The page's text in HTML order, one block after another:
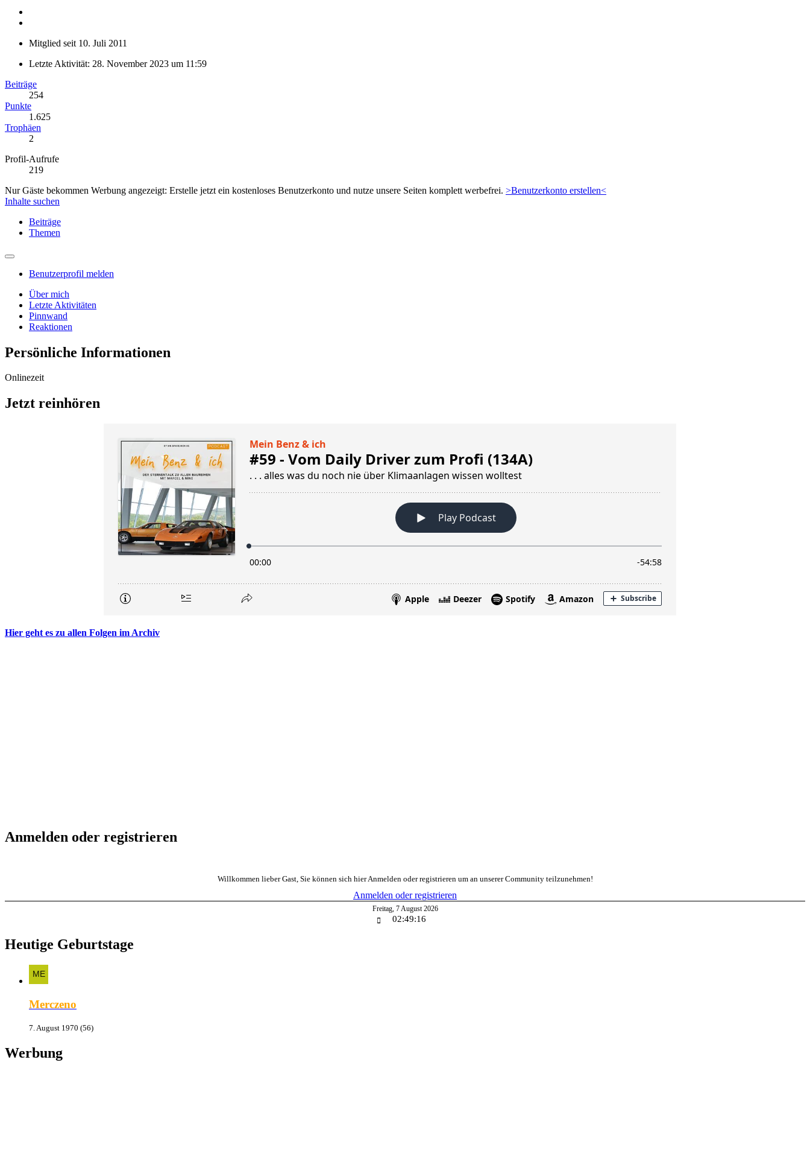
Mitglied seit 10. Juli 2011
Letzte Aktivität: 28. November 2023 um 11:59
Beiträge
254
Punkte
1.625
Trophäen
2
Profil-Aufrufe
219
Nur Gäste bekommen Werbung angezeigt: Erstelle jetzt ein kostenloses Benutzerkonto und nutze unsere Seiten komplett werbefrei. >Benutzerkonto erstellen<
Inhalte suchen
Beiträge
Themen
Benutzerprofil melden
Über mich
Letzte Aktivitäten
Pinnwand
Reaktionen
Persönliche Informationen
Onlinezeit
Jetzt reinhören
Hier geht es zu allen Folgen im Archiv
Anmelden oder registrieren
Willkommen lieber Gast, Sie können sich hier Anmelden oder registrieren um an unserer Community teilzunehmen!
Anmelden oder registrieren
Freitag, 7August 2026
02:49:17
Heutige Geburtstage
Merczeno
7. August 1970 (56)
Werbung